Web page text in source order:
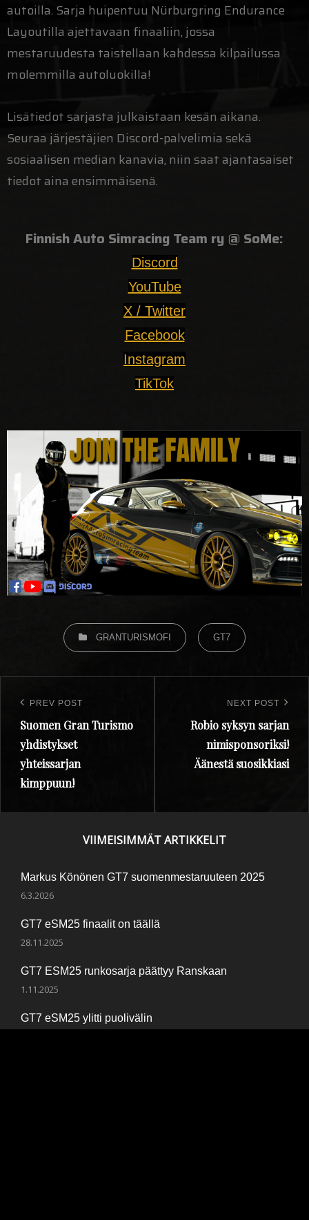
autoilla. Sarja huipentuu Nürburgring Endurance
Layoutilla ajettavaan finaaliin, jossa
mestaruudesta taistellaan kahdessa kilpailussa
molemmilla autoluokilla!
Lisätiedot sarjasta julkaistaan kesän aikana.
Seuraa järjestäjien Discord-palvelimia sekä
sosiaalisen median kanavia, niin saat ajantasaiset
tiedot aina ensimmäisenä.
Finnish Auto Simracing Team ry @ SoMe:
Discord
YouTube
X / Twitter
Facebook
Instagram
TikTok
GRANTURISMOFI GT7
PREV POST
Suomen Gran Turismo
yhdistykset
yhteissarjan
kimppuun!
NEXT POST
Robio syksyn sarjan
nimisponsoriksi!
Äänestä suosikkiasi
VIIMEISIMMÄT ARTIKKELIT
Markus Könönen GT7 suomenmestaruuteen 2025
6.3.2026
GT7 eSM25 finaalit on täällä
28.11.2025
GT7 ESM25 runkosarja päättyy Ranskaan
1.11.2025
GT7 eSM25 ylitti puolivälin